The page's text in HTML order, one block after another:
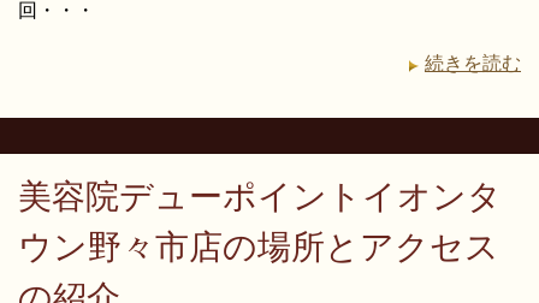
回・・・
続きを読む
美容院デューポイントイオンタ
ウン野々市店の場所とアクセス